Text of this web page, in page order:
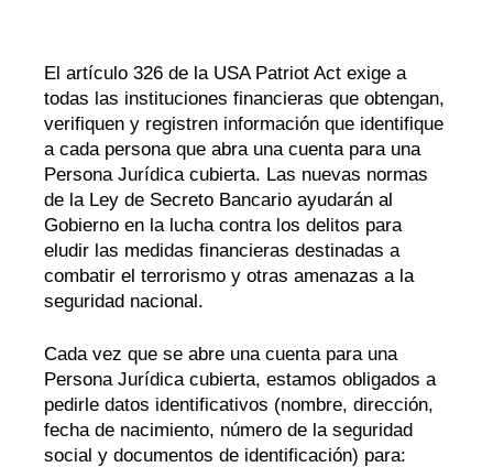
Expertos a domicilio
Gestionar la cuenta de préstamo vivienda
Preguntas frecuentes
Expertos en banca de empresas
Miembro EDU
Noticias de los miembros
Medios de comunicación
Ofertas especiales
Calculadoras
Early Pay Day
Zelle
Smart Card
Banco por teléfono
Banca digital 101
Carreras profesionales
Acerca de
Afiliación
Tarifas
Depósito
Préstamos
Empresas
El artículo 326 de la USA Patriot Act exige a
todas las instituciones financieras que obtengan,
verifiquen y registren información que identifique
a cada persona que abra una cuenta para una
Persona Jurídica cubierta. Las nuevas normas
de la Ley de Secreto Bancario ayudarán al
Gobierno en la lucha contra los delitos para
eludir las medidas financieras destinadas a
combatir el terrorismo y otras amenazas a la
seguridad nacional.
Cada vez que se abre una cuenta para una
Persona Jurídica cubierta, estamos obligados a
pedirle datos identificativos (nombre, dirección,
fecha de nacimiento, número de la seguridad
social y documentos de identificación) para: